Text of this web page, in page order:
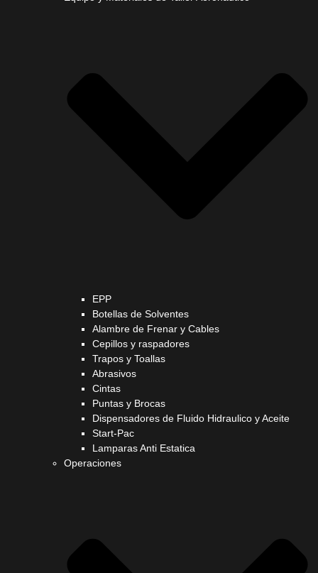
EPP
Botellas de Solventes
Alambre de Frenar y Cables
Cepillos y raspadores
Trapos y Toallas
Abrasivos
Cintas
Puntas y Brocas
Dispensadores de Fluido Hidraulico y Aceite
Start-Pac
Lamparas Anti Estatica
Operaciones